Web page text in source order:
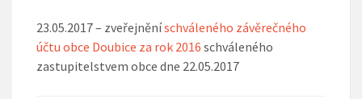
23.05.2017 – zveřejněníschváleného závěrečného
účtu obce Doubice za rok 2016 schváleného
zastupitelstvem obce dne 22.05.2017